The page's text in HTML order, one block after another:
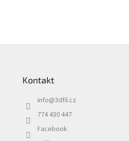
Kontakt
info@3dfil.cz
774 430 447
Facebook